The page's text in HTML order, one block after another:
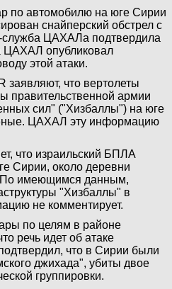
по автомобилю на юге Сирии
снайперский обстрел с
служба ЦАХАЛа подтвердила
ЦАХАЛ опубликовал
этой атаки.
заявляют, что вертолеты
правительственной армии
сил" ("Хизбаллы") на юге
ЦАХАЛ эту информацию
что израильский БПЛА
Сирии, около деревни
По имеющимся данным,
"Хизбаллы" в
не комментирует.
по целям в районе
речь идет об атаке
что в Сирии были
джихада", убиты двое
группировки.